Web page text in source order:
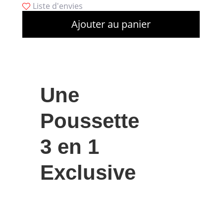
Liste d'envies
Ajouter au panier
Une
Poussette
3 en 1
Exclusive